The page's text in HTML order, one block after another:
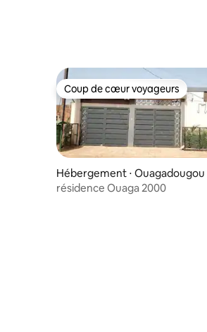
Coup de cœur voyageurs
Coup de cœur voyageurs
Hébergement ⋅ Ouagadougou
résidence Ouaga 2000